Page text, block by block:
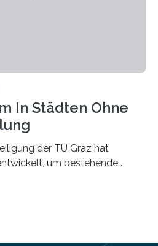
In Städten Ohne
der TU Graz hat
um bestehende
Weise